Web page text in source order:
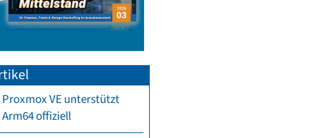
Proxmox VE unterstützt
Arm64 offiziell